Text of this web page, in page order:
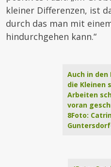
kleiner Differenzen, ist
durch das man mit
hindurchgehen kann.“
Auch in den
die Kleinen
Arbeiten
voran
8Foto: